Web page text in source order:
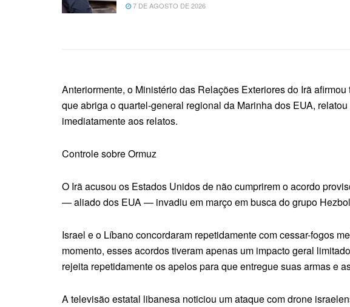
7 DE AGOSTO DE 2026
Anteriormente, o Ministério das Relações Exteriores do Irã
que abriga o quartel-general regional da Marinha dos EUA,
imediatamente aos relatos.
Controle sobre Ormuz
O Irã acusou os Estados Unidos de não cumprirem o acordo
— aliado dos EUA — invadiu em março em busca do grupo
Israel e o Líbano concordaram repetidamente com cessar-fogos
momento, esses acordos tiveram apenas um impacto geral
rejeita repetidamente os apelos para que entregue suas armas e
A televisão estatal libanesa noticiou um ataque com drone